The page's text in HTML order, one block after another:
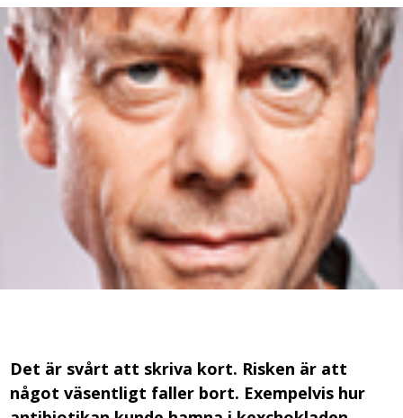
Det är svårt att skriva kort. Risken är att
något väsentligt faller bort. Exempelvis hur